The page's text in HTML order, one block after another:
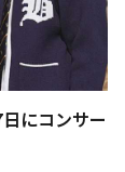
にコンサー